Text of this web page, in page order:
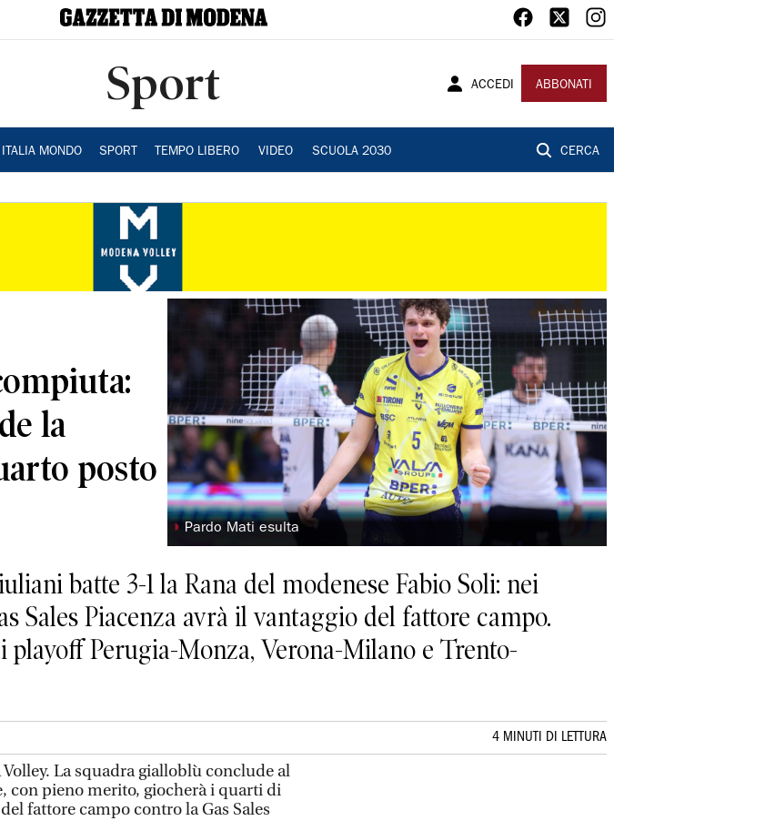
Sport ACCEDI ABBONATI
ITALIA MONDO SPORT TEMPO LIBERO VIDEO SCUOLA 2030 CERCA
la
posto
◗ Pardo Mati esulta
batte 3-1 la Rana del modenese Fabio Soli: nei
Sales Piacenza avrà il vantaggio del fattore campo.
Perugia-Monza, Verona-Milano e Trento-
4 MINUTI DI LETTURA
La squadra gialloblù conclude al
con pieno merito, giocherà i quarti di
fattore campo contro la Gas Sales